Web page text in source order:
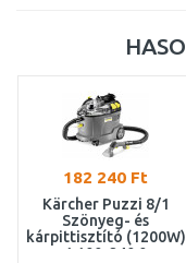
182 240 Ft
Kärcher Puzzi 8/1
Szönyeg- és
kárpittisztító (1200W)
1.100-240.0